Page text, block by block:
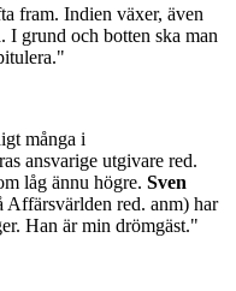
fram. Indien växer, även
grund och botten ska man
många i
ansvarige utgivare red.
låg ännu högre. Sven
red. anm) har
Han är min drömgäst."